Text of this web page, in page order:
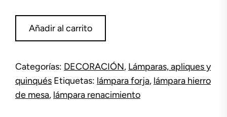
candilAñadir al carrito
Categorías: DECORACIÓN, Lámparas, apliques y
quinqués Etiquetas: lámpara forja, lámpara hierro
de mesa, lámpara renacimiento